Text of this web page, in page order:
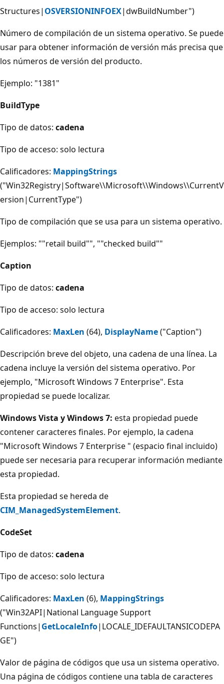
Structures| OSVERSIONINFOEX|dwBuildNumber")
Número de compilación de un sistema operativo. Se puede
usar para obtener información de versión más precisa que
los números de versión del producto.
Ejemplo: "1381"
BuildType
Tipo de datos: cadena
Tipo de acceso: solo lectura
Calificadores: MappingStrings
("Win32Registry|Software\\Microsoft\\Windows\\CurrentV
ersion|CurrentType")
Tipo de compilación que se usa para un sistema operativo.
Ejemplos: ""retail build"", ""checked build""
Caption
Tipo de datos: cadena
Tipo de acceso: solo lectura
Calificadores: MaxLen (64), DisplayName("Caption")
Descripción breve del objeto, una cadena de una línea. La
cadena incluye la versión del sistema operativo. Por
ejemplo, "Microsoft Windows 7 Enterprise". Esta
propiedad se puede localizar.
Windows Vista y Windows 7: esta propiedad puede
contener caracteres finales. Por ejemplo, la cadena
"Microsoft Windows 7 Enterprise " (espacio final incluido)
puede ser necesaria para recuperar información mediante
esta propiedad.
Esta propiedad se hereda de
CIM_ManagedSystemElement.
CodeSet
Tipo de datos: cadena
Tipo de acceso: solo lectura
Calificadores: MaxLen (6), MappingStrings
("Win32API|National Language Support
Functions| GetLocaleInfo|LOCALE_IDEFAULTANSICODEPA
GE")
Valor de página de códigos que usa un sistema operativo.
Una página de códigos contiene una tabla de caracteres